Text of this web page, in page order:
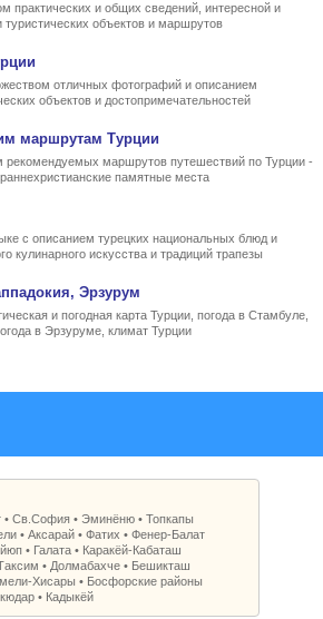
практических и общих сведений, интересной и
объектов и маршрутов
отличных фотографий и описанием
объектов и достопримечательностей
маршрутам Турции
маршрутов путешествий по Турции -
памятные места
с описанием турецких национальных блюд и
кулинарного искусства и традиций трапезы
Эрзурум
и погодная карта Турции, погода в Стамбуле,
в Эрзуруме, климат Турции
• Св.София• Эминёню• Топкапы
• Аксарай• Фатих • Фенер-Балат
• Галата• Каракёй-Кабаташ
• Долмабахче• Бешикташ
Xисары • Босфорские районы
• Кадыкёй